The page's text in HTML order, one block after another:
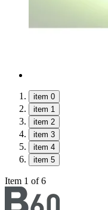
item 0
item 1
item 2
item 3
item 4
item 5
Item 1 of 6